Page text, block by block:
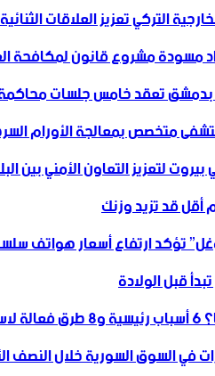
التركي تعزيز العلاقات الثنائية
مسودة مشروع قانون لمكافحة
بدمشق تعقد خامس جلسات
متخصص بمعالجة الأورام
لتعزيز التعاون ‏الأمني ‏بين
قد تزيد وزنك
تؤكد ارتفاع أسعار هواتف
قبل الولادة
في السوق السورية خلال النصف